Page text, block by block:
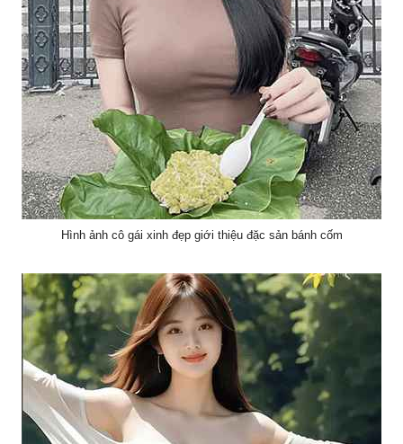
Hình ảnh cô gái xinh đẹp giới thiệu đặc sản bánh cốm